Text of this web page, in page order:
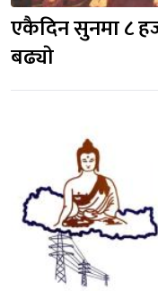
एकैदिन सुनमा ८
बढ्याे